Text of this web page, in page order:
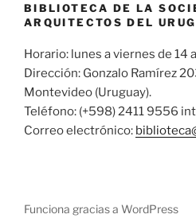
BIBLIOTECA DE LA
ARQUITECTOS DEL
Horario: lunes a viernes de 14
Dirección: Gonzalo Ramírez
Montevideo (Uruguay).
Teléfono: (+598) 2411 9556
Correo electrónico:
Funciona gracias a WordPress